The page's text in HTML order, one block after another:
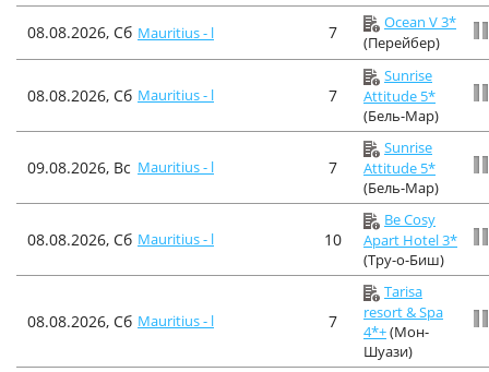
08.08.2026, Сб Mauritius - l 7
Ocean V 3*
(Перейбер)
08.08.2026, Сб Mauritius - l 7
Sunrise
Attitude 5*
(Бель-Мар)
09.08.2026, Вс Mauritius - l 7
Sunrise
Attitude 5*
(Бель-Мар)
08.08.2026, Сб Mauritius - l 10
Be Cosy
Apart Hotel 3*
(Тру-о-Биш)
08.08.2026, Сб Mauritius - l 7
Tarisa
resort & Spa
4*+(Мон-
Шуази)